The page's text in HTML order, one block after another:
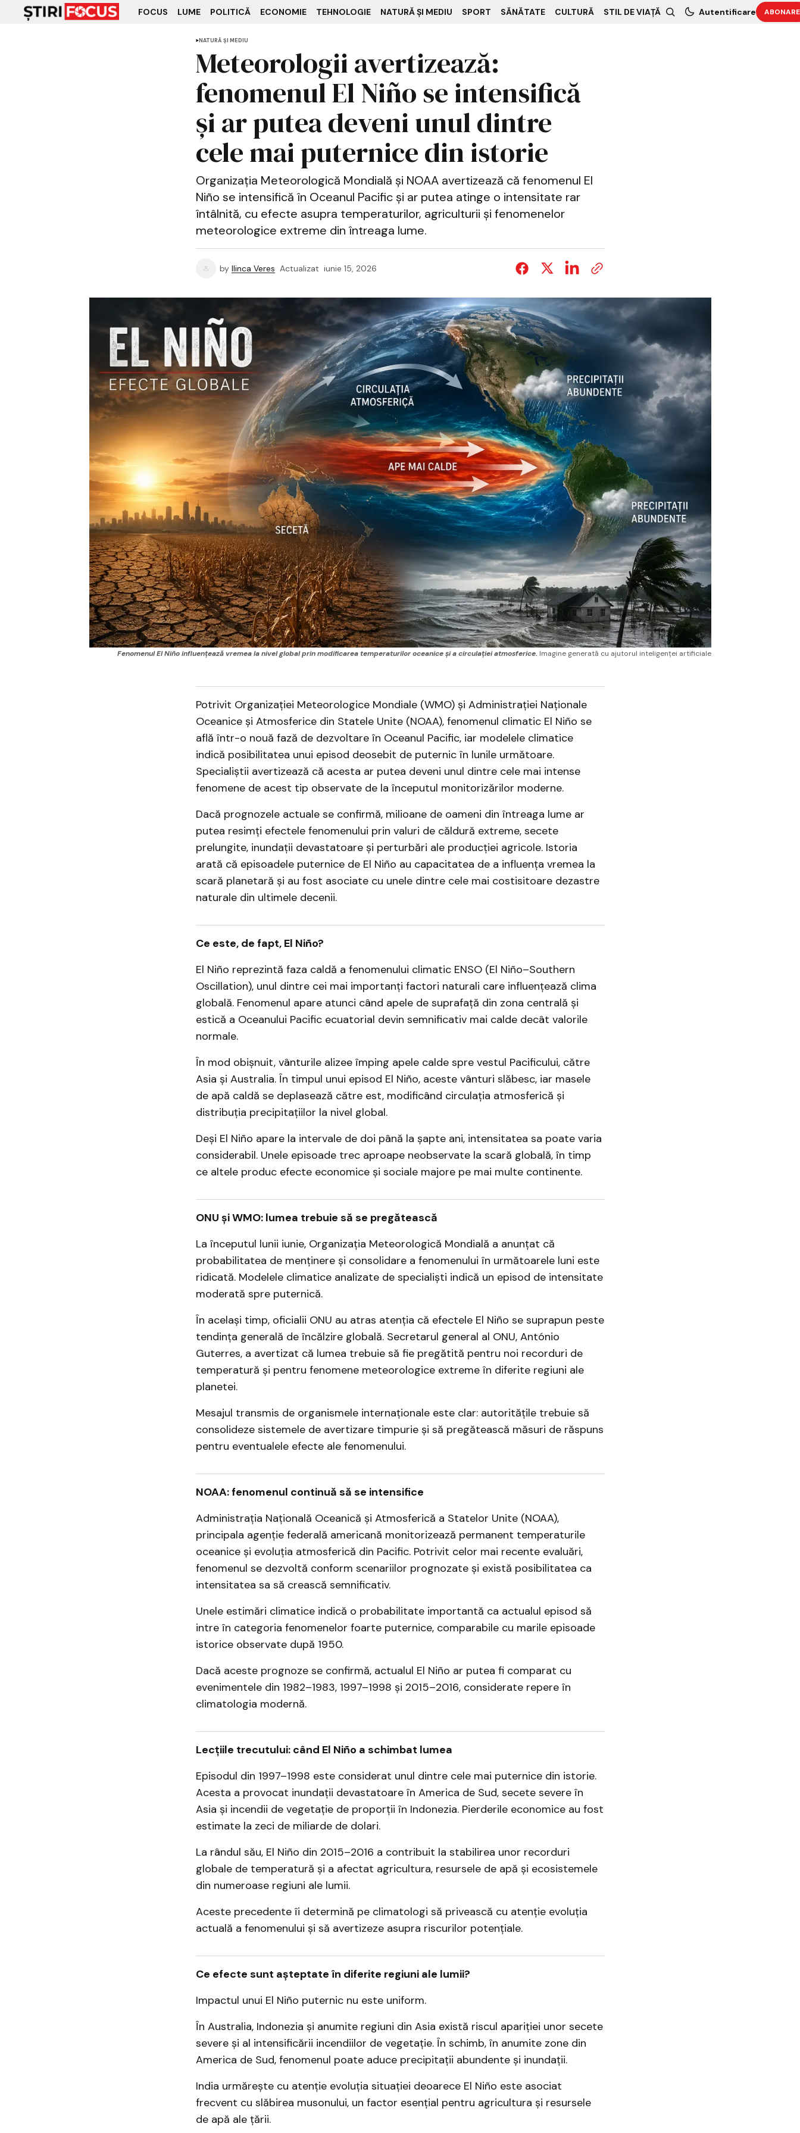
FOCUS LUME POLITICĂ ECONOMIE TEHNOLOGIE NATURĂ ȘI MEDIU SPORT SĂNĂTATE CULTURĂ STIL DE VIAȚĂ Autentificare ABONARE
NATURĂ ȘI MEDIU
Meteorologii avertizează:
fenomenul El Niño se intensifică
și ar putea deveni unul dintre
cele mai puternice din istorie
Organizația Meteorologică Mondială și NOAA avertizează că fenomenul El
Niño se intensifică în Oceanul Pacific și ar putea atinge o intensitate rar
întâlnită, cu efecte asupra temperaturilor, agriculturii și fenomenelor
meteorologice extreme din întreaga lume.
by Ilinca Veres Actualizat iunie 15, 2026
Fenomenul El Niño influențează vremea la nivel global prin modificarea temperaturilor oceanice și a circulației atmosferice. Imagine generată cu ajutorul inteligenței artificiale
Potrivit Organizației Meteorologice Mondiale (WMO) și Administrației Naționale
Oceanice și Atmosferice din Statele Unite (NOAA), fenomenul climatic El Niño se
află într-o nouă fază de dezvoltare în Oceanul Pacific, iar modelele climatice
indică posibilitatea unui episod deosebit de puternic în lunile următoare.
Specialiștii avertizează că acesta ar putea deveni unul dintre cele mai intense
fenomene de acest tip observate de la începutul monitorizărilor moderne.
Dacă prognozele actuale se confirmă, milioane de oameni din întreaga lume ar
putea resimți efectele fenomenului prin valuri de căldură extreme, secete
prelungite, inundații devastatoare și perturbări ale producției agricole. Istoria
arată că episoadele puternice de El Niño au capacitatea de a influența vremea la
scară planetară și au fost asociate cu unele dintre cele mai costisitoare dezastre
naturale din ultimele decenii.
Ce este, de fapt, El Niño?
El Niño reprezintă faza caldă a fenomenului climatic ENSO (El Niño–Southern
Oscillation), unul dintre cei mai importanți factori naturali care influențează clima
globală. Fenomenul apare atunci când apele de suprafață din zona centrală și
estică a Oceanului Pacific ecuatorial devin semnificativ mai calde decât valorile
normale.
În mod obișnuit, vânturile alizee împing apele calde spre vestul Pacificului, către
Asia și Australia. În timpul unui episod El Niño, aceste vânturi slăbesc, iar masele
de apă caldă se deplasează către est, modificând circulația atmosferică și
distribuția precipitațiilor la nivel global.
Deși El Niño apare la intervale de doi până la șapte ani, intensitatea sa poate varia
considerabil. Unele episoade trec aproape neobservate la scară globală, în timp
ce altele produc efecte economice și sociale majore pe mai multe continente.
ONU și WMO: lumea trebuie să se pregătească
La începutul lunii iunie, Organizația Meteorologică Mondială a anunțat că
probabilitatea de menținere și consolidare a fenomenului în următoarele luni este
ridicată. Modelele climatice analizate de specialiști indică un episod de intensitate
moderată spre puternică.
În același timp, oficialii ONU au atras atenția că efectele El Niño se suprapun peste
tendința generală de încălzire globală. Secretarul general al ONU, António
Guterres, a avertizat că lumea trebuie să fie pregătită pentru noi recorduri de
temperatură și pentru fenomene meteorologice extreme în diferite regiuni ale
planetei.
Mesajul transmis de organismele internaționale este clar: autoritățile trebuie să
consolideze sistemele de avertizare timpurie și să pregătească măsuri de răspuns
pentru eventualele efecte ale fenomenului.
NOAA: fenomenul continuă să se intensifice
Administrația Națională Oceanică și Atmosferică a Statelor Unite (NOAA),
principala agenție federală americană monitorizează permanent temperaturile
oceanice și evoluția atmosferică din Pacific. Potrivit celor mai recente evaluări,
fenomenul se dezvoltă conform scenariilor prognozate și există posibilitatea ca
intensitatea sa să crească semnificativ.
Unele estimări climatice indică o probabilitate importantă ca actualul episod să
intre în categoria fenomenelor foarte puternice, comparabile cu marile episoade
istorice observate după 1950.
Dacă aceste prognoze se confirmă, actualul El Niño ar putea fi comparat cu
evenimentele din 1982–1983, 1997–1998 și 2015–2016, considerate repere în
climatologia modernă.
Lecțiile trecutului: când El Niño a schimbat lumea
Episodul din 1997–1998 este considerat unul dintre cele mai puternice din istorie.
Acesta a provocat inundații devastatoare în America de Sud, secete severe în
Asia și incendii de vegetație de proporții în Indonezia. Pierderile economice au fost
estimate la zeci de miliarde de dolari.
La rândul său, El Niño din 2015–2016 a contribuit la stabilirea unor recorduri
globale de temperatură și a afectat agricultura, resursele de apă și ecosistemele
din numeroase regiuni ale lumii.
Aceste precedente îi determină pe climatologi să privească cu atenție evoluția
actuală a fenomenului și să avertizeze asupra riscurilor potențiale.
Ce efecte sunt așteptate în diferite regiuni ale lumii?
Impactul unui El Niño puternic nu este uniform.
În Australia, Indonezia și anumite regiuni din Asia există riscul apariției unor secete
severe și al intensificării incendiilor de vegetație. În schimb, în anumite zone din
America de Sud, fenomenul poate aduce precipitații abundente și inundații.
India urmărește cu atenție evoluția situației deoarece El Niño este asociat
frecvent cu slăbirea musonului, un factor esențial pentru agricultura și resursele
de apă ale țării.